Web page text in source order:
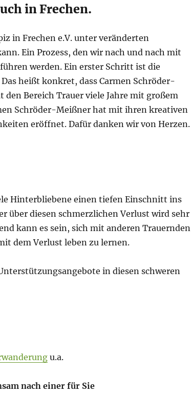
in Frechen.
in Frechen e.V. unter veränderten
Ein Prozess, den wir nach und nach mit
werden. Ein erster Schritt ist die
heißt konkret, dass Carmen Schröder-
den Bereich Trauer viele Jahre mit großem
Schröder-Meißner hat mit ihren kreativen
eröffnet. Dafür danken wir von Herzen.
Hinterbliebene einen tiefen Einschnitt ins
über diesen schmerzlichen Verlust wird sehr
kann es sein, sich mit anderen Trauernden
dem Verlust leben zu lernen.
in diesen schweren
u.a.
nach einer für Sie